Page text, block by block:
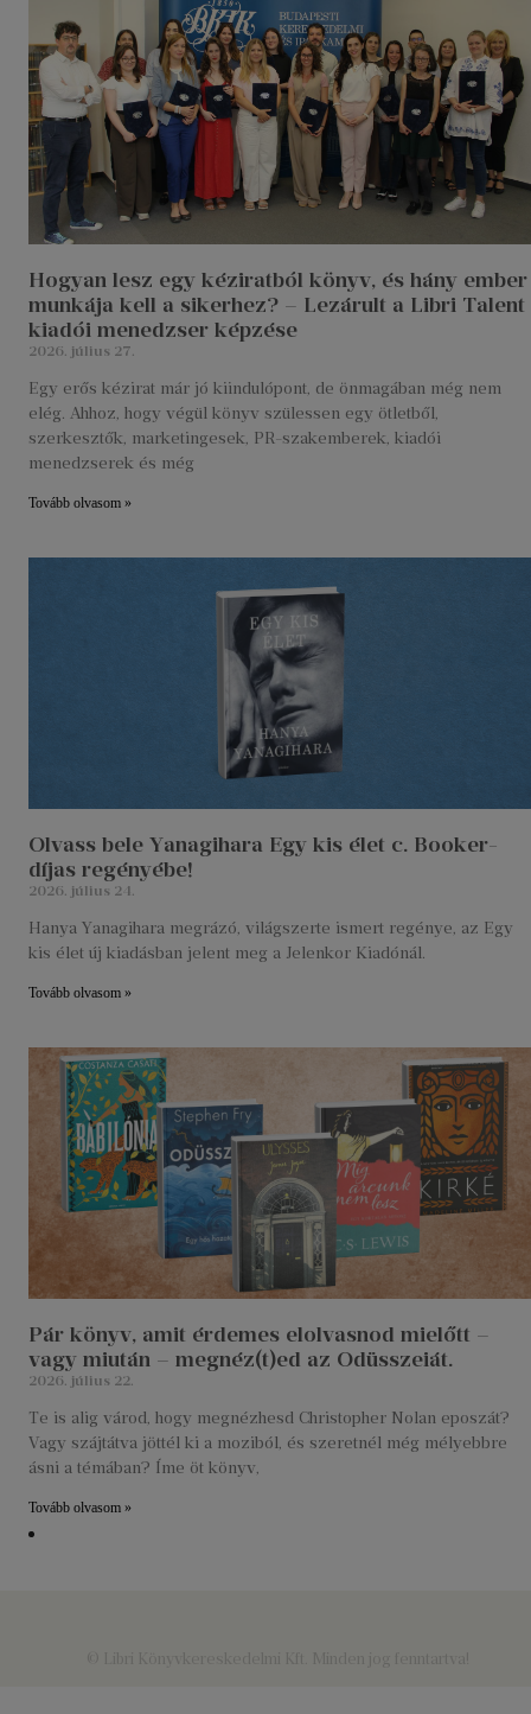
Hogyan lesz egy kéziratból könyv, és hány ember
munkája kell a sikerhez? – Lezárult a Libri Talent
kiadói menedzser képzése
2026. július 27.
Egy erős kézirat már jó kiindulópont, de önmagában még nem
elég. Ahhoz, hogy végül könyv szülessen egy ötletből,
szerkesztők, marketingesek, PR-szakemberek, kiadói
menedzserek és még
Tovább olvasom »
Olvass bele Yanagihara Egy kis élet c. Booker-
díjas regényébe!
2026. július 24.
Hanya Yanagihara megrázó, világszerte ismert regénye, az Egy
kis élet új kiadásban jelent meg a Jelenkor Kiadónál.
Tovább olvasom »
Pár könyv, amit érdemes elolvasnod mielőtt –
vagy miután – megnéz(t)ed az Odüsszeiát.
2026. július 22.
Te is alig várod, hogy megnézhesd Christopher Nolan eposzát?
Vagy szájtátva jöttél ki a moziból, és szeretnél még mélyebbre
ásni a témában? Íme öt könyv,
Tovább olvasom »